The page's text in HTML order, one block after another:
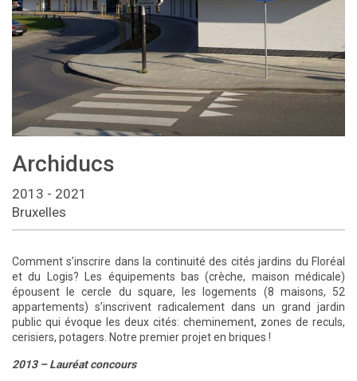
Archiducs
2013 - 2021
Bruxelles
Comment s’inscrire dans la continuité des cités jardins du Floréal
et du Logis? Les équipements bas (crèche, maison médicale)
épousent le cercle du square, les logements (8 maisons, 52
appartements) s’inscrivent radicalement dans un grand jardin
public qui évoque les deux cités: cheminement, zones de reculs,
cerisiers, potagers. Notre premier projet en briques !
2013 – Lauréat concours